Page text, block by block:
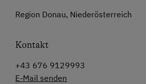
Region Donau, Niederösterreich
Kontakt
+43 676 9129993
E-Mail senden